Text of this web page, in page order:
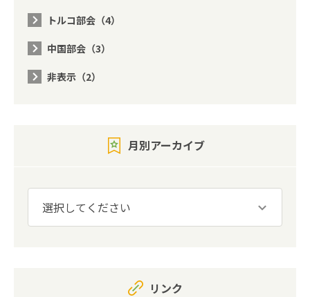
トルコ部会（4）
中国部会（3）
非表示（2）
月別アーカイブ
リンク